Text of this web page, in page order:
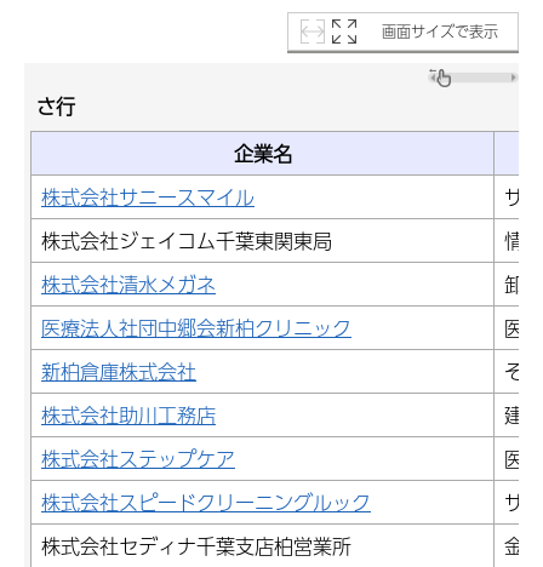
画面サイズで表示
さ行
企業名
株式会社サニースマイル
サ
株式会社ジェイコム千葉東関東局
情
株式会社清水メガネ
卸
医療法人社団中郷会新柏クリニック
医
新柏倉庫株式会社
そ
株式会社助川工務店
建
株式会社ステップケア
医
株式会社スピードクリーニングルック
サ
株式会社セディナ千葉支店柏営業所
金